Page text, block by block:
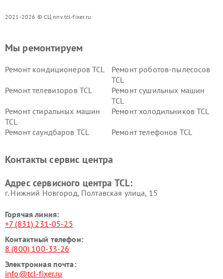
2021-2026 © СЦ nnv.tcl-fixer.ru
Мы ремонтируем
Ремонт кондиционеров TCL
Ремонт роботов-пылесосов
TCL
Ремонт телевизоров TCL
Ремонт сушильных машин
TCL
Ремонт стиральных машин
TCL
Ремонт холодильников TCL
Ремонт саундбаров TCL Ремонт телефонов TCL
Контакты сервис центра
Адрес сервисного центра TCL:
г. Нижний Новгород, Полтавская улица, 15
Горячая линия:
+7 (831) 231-05-25
Контактный телефон:
8 (800) 100-33-26
Электронная почта:
info@tcl-fixer.ru